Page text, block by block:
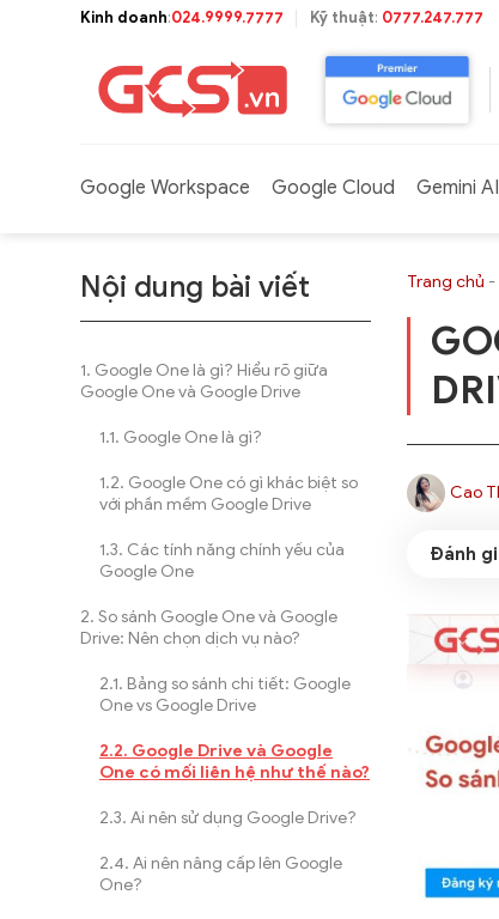
Kinh doanh:024.9999.7777 Kỹ thuật: 0777.247.777
Google Workspace Google Cloud Gemini AI
Nội dung bài viết
Google One là gì? Hiểu rõ giữa
Google One và Google Drive
Google One là gì?
Google One có gì khác biệt so
với phần mềm Google Drive
Các tính năng chính yếu của
Google One
So sánh Google One và Google
Drive: Nên chọn dịch vụ nào?
Bảng so sánh chi tiết: Google
One vs Google Drive
Google Drive và Google
One có mối liên hệ như thế nào?
Ai nên sử dụng Google Drive?
Ai nên nâng cấp lên Google
One?
Trang chủ -
Cao